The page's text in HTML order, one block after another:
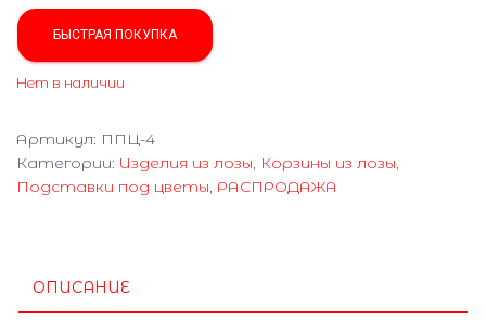
БЫСТРАЯ ПОКУПКА
Нет в наличии
Артикул: ППЦ-4
Категории: Изделия из лозы, Корзины из лозы,
Подставки под цветы, РАСПРОДАЖА
ОПИСАНИЕ